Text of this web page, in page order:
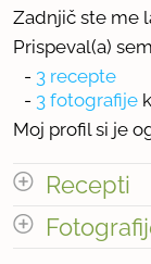
Zadnjič ste me
Prispeval(a) sem
- 3 recepte
- 3 fotografije
Moj profil si je
Recepti
Število receptov: